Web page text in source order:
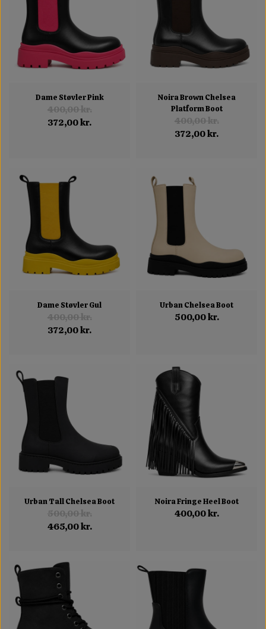
Dame Støvler Pink
400,00 kr.
372,00 kr.
Noira Brown Chelsea
Platform Boot
400,00 kr.
372,00 kr.
Dame Støvler Gul
400,00 kr.
372,00 kr.
Urban Chelsea Boot
500,00 kr.
Urban Tall Chelsea Boot
500,00 kr.
465,00 kr.
Noira Fringe Heel Boot
400,00 kr.